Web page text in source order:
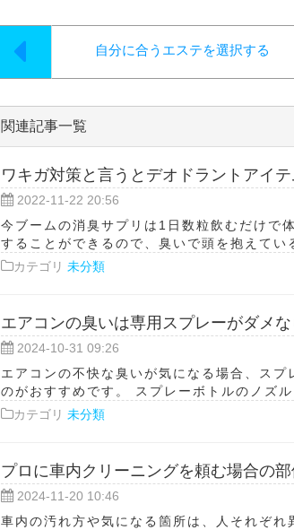
自分に合うエステを選択する
関連記事一覧
ワキガ対策と言うとデオドラントアイ
2022-11-22 20:56
今ブームの消臭サプリは1日数粒飲むだけで
することができるので、臭いで頭を抱えてい
カテゴリ 未分類
エアコンの臭いは専用スプレーがダメ
2024-10-31 09:26
エアコンの不快な臭いが気になる場合、ス
のがおすすめです。 スプレーボトルのノズ
カテゴリ 未分類
プロに車内クリーニングを頼む場合の
2024-11-20 10:46
車内の汚れ方や気になる箇所は、人それぞ